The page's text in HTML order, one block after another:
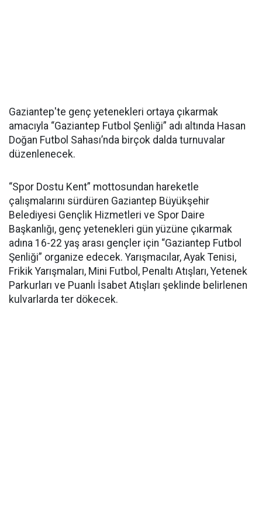
Gaziantep'te genç yetenekleri ortaya çıkarmak
amacıyla “Gaziantep Futbol Şenliği” adı altında Hasan
Doğan Futbol Sahası’nda birçok dalda turnuvalar
düzenlenecek.
“Spor Dostu Kent” mottosundan hareketle
çalışmalarını sürdüren Gaziantep Büyükşehir
Belediyesi Gençlik Hizmetleri ve Spor Daire
Başkanlığı, genç yetenekleri gün yüzüne çıkarmak
adına 16-22 yaş arası gençler için “Gaziantep Futbol
Şenliği” organize edecek. Yarışmacılar, Ayak Tenisi,
Frikik Yarışmaları, Mini Futbol, Penaltı Atışları, Yetenek
Parkurları ve Puanlı İsabet Atışları şeklinde belirlenen
kulvarlarda ter dökecek.